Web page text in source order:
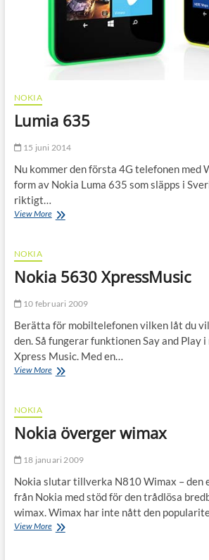
NOKIA
Lumia 635
15 juni 2014
Nu kommer den första 4G telefonen med
form av Nokia Luma 635 som släpps i
riktigt…
View MoreLumia
NOKIA
Nokia 5630 XpressMusic
10 februari 2009
Berätta för mobiltelefonen vilken låt du
den. Så fungerar funktionen Say and Play
Xpress Music. Med en…
View MoreNokia
NOKIA
Nokia överger wimax
18 januari 2009
Nokia slutar tillverka N810 Wimax – den
från Nokia med stöd för den trådlösa
wimax. Wimax har inte nått den
View MoreNokia